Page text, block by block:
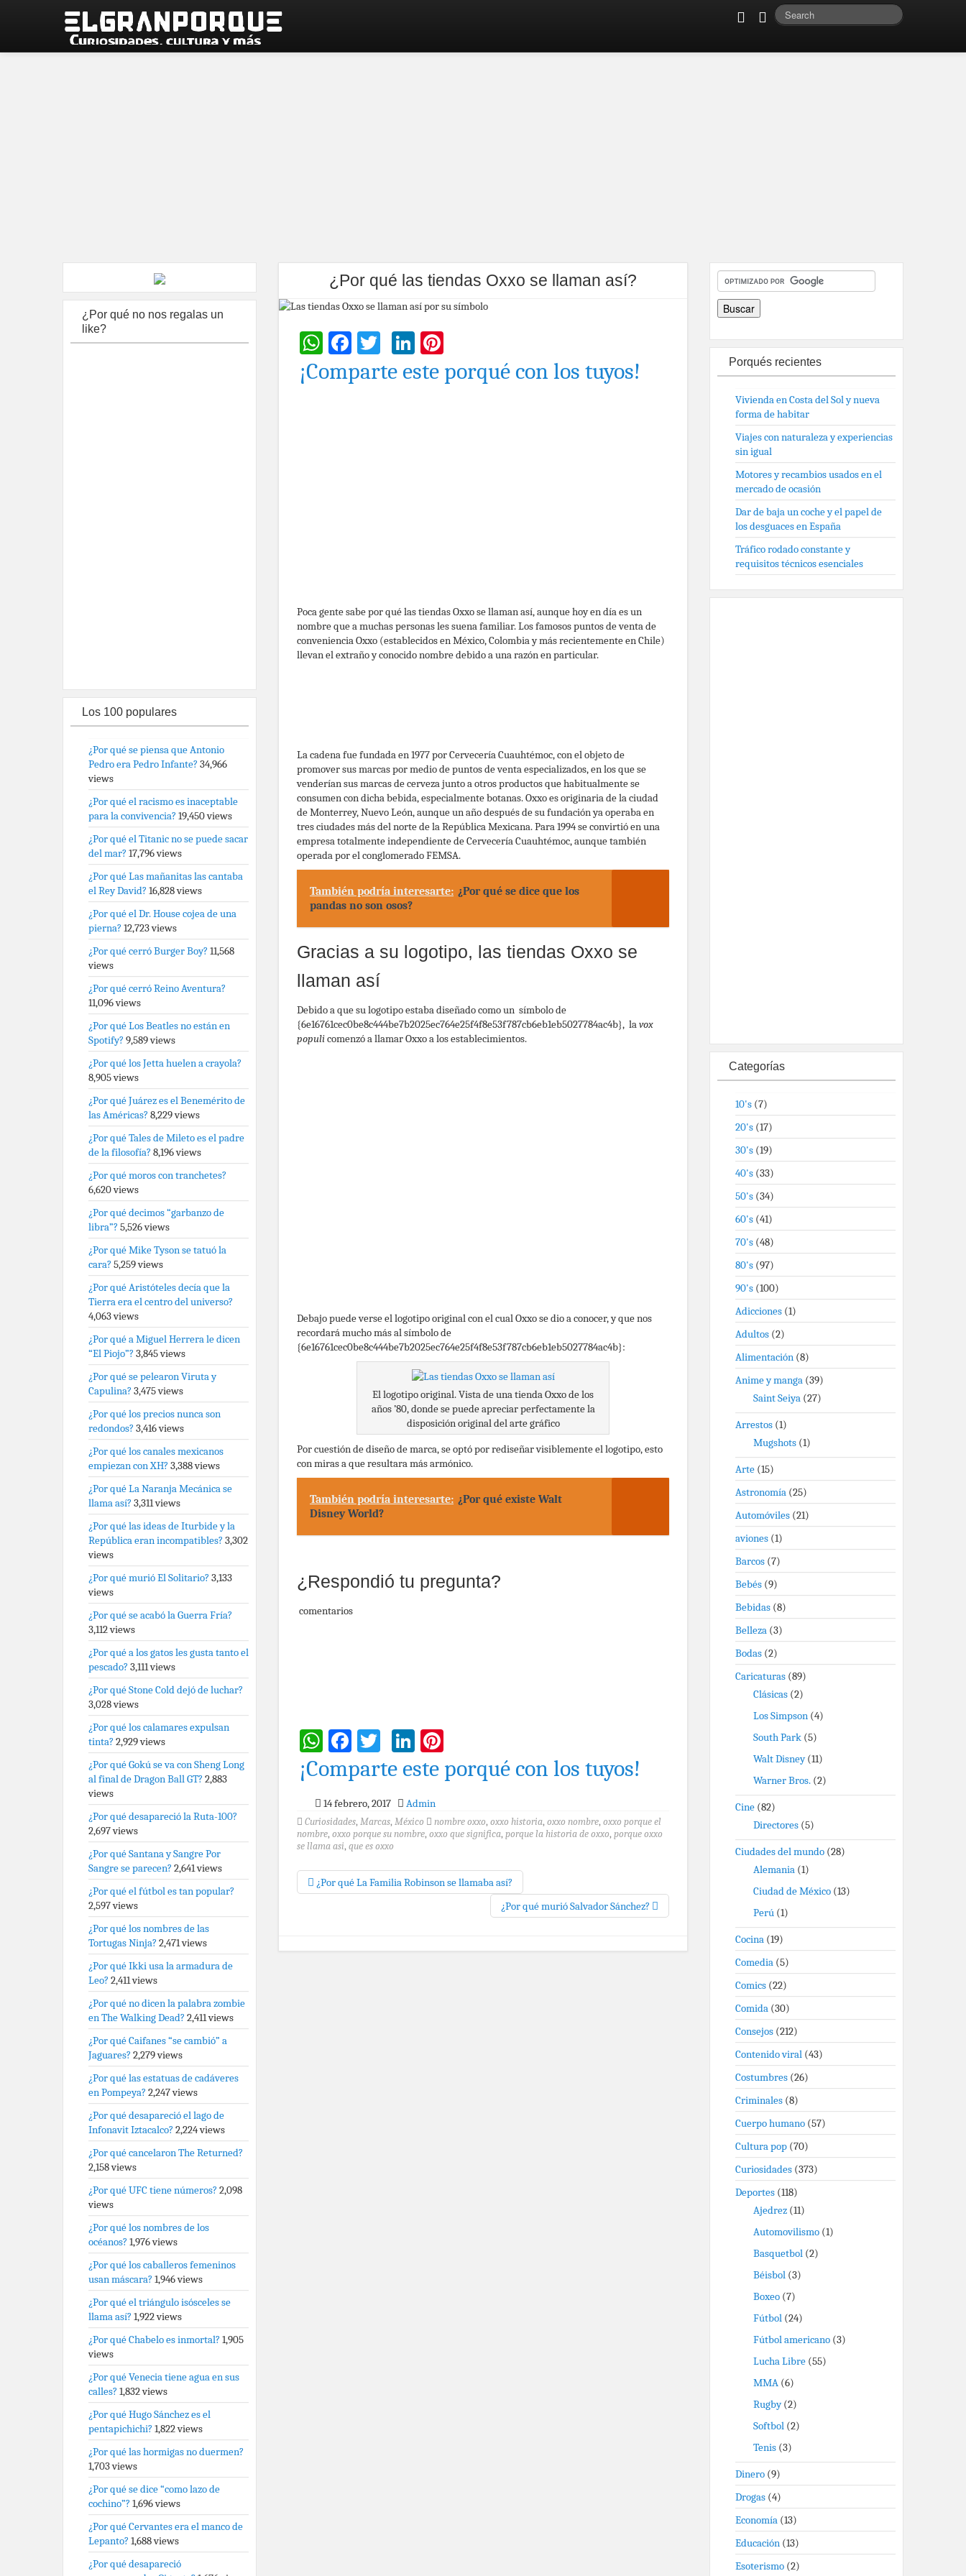
¿Por qué las tiendas Oxxo se llaman así?
WhatsApp
Facebook
TwitterLinkedIn
¡Comparte este porqué con los tuyos!
Poca gente sabe por qué las tiendas Oxxo se llaman así, aunque hoy en día es un
nombre que a muchas personas les suena familiar. Los famosos puntos de venta de
conveniencia Oxxo (establecidos en México, Colombia y más recientemente en Chile)
llevan el extraño y conocido nombre debido a una razón en particular.
La cadena fue fundada en 1977 por Cervecería Cuauhtémoc, con el objeto de
promover sus marcas por medio de puntos de venta especializados, en los que se
venderían sus marcas de cerveza junto a otros productos que habitualmente se
consumen con dicha bebida, especialmente botanas. Oxxo es originaria de la ciudad
de Monterrey, Nuevo León, aunque un año después de su fundación ya operaba en
tres ciudades más del norte de la República Mexicana. Para 1994 se convirtió en una
empresa totalmente independiente de Cervecería Cuauhtémoc, aunque también
operada por el conglomerado FEMSA.
También podría interesarte: ¿Por qué se dice que los
pandas no son osos?
Gracias a su logotipo, las tiendas Oxxo se
llaman así
Debido a que su logotipo estaba diseñado como un símbolo de
{6e16761cec0be8c444be7b2025ec764e25f4f8e53f787cb6eb1eb5027784ac4b}, la vox
populi comenzó a llamar Oxxo a los establecimientos.
Debajo puede verse el logotipo original con el cual Oxxo se dio a conocer, y que nos
recordará mucho más al símbolo de
{6e16761cec0be8c444be7b2025ec764e25f4f8e53f787cb6eb1eb5027784ac4b}:
El logotipo original. Vista de una tienda Oxxo de los
años ’80, donde se puede apreciar perfectamente la
disposición original del arte gráfico
Por cuestión de diseño de marca, se optó por rediseñar visiblemente el logotipo, esto
con miras a que resultara más armónico.
También podría interesarte: ¿Por qué existe Walt
Disney World?
¿Respondió tu pregunta?
comentarios
WhatsApp
Facebook
TwitterLinkedIn
¡Comparte este porqué con los tuyos!
14 febrero, 2017 Admin
Curiosidades, Marcas, México nombre oxxo, oxxo historia, oxxo nombre, oxxo porque el
nombre, oxxo porque su nombre, oxxo que significa, porque la historia de oxxo, porque oxxo
se llama asi, que es oxxo
¿Por qué La Familia Robinson se llamaba así?
¿Por qué murió Salvador Sánchez?
¿Por qué no nos regalas un
like?
Los 100 populares
¿Por qué se piensa que Antonio
Pedro era Pedro Infante? 34,966
views
¿Por qué el racismo es inaceptable
para la convivencia? 19,450 views
¿Por qué el Titanic no se puede sacar
del mar? 17,796 views
¿Por qué Las mañanitas las cantaba
el Rey David? 16,828 views
¿Por qué el Dr. House cojea de una
pierna? 12,723 views
¿Por qué cerró Burger Boy? 11,568
views
¿Por qué cerró Reino Aventura?
11,096 views
¿Por qué Los Beatles no están en
Spotify? 9,589 views
¿Por qué los Jetta huelen a crayola?
8,905 views
¿Por qué Juárez es el Benemérito de
las Américas? 8,229 views
¿Por qué Tales de Mileto es el padre
de la filosofía? 8,196 views
¿Por qué moros con tranchetes?
6,620 views
¿Por qué decimos “garbanzo de
libra”? 5,526 views
¿Por qué Mike Tyson se tatuó la
cara? 5,259 views
¿Por qué Aristóteles decía que la
Tierra era el centro del universo?
4,063 views
¿Por qué a Miguel Herrera le dicen
“El Piojo”? 3,845 views
¿Por qué se pelearon Viruta y
Capulina? 3,475 views
¿Por qué los precios nunca son
redondos? 3,416 views
¿Por qué los canales mexicanos
empiezan con XH? 3,388 views
¿Por qué La Naranja Mecánica se
llama así? 3,311 views
¿Por qué las ideas de Iturbide y la
República eran incompatibles? 3,302
views
¿Por qué murió El Solitario? 3,133
views
¿Por qué se acabó la Guerra Fría?
3,112 views
¿Por qué a los gatos les gusta tanto el
pescado? 3,111 views
¿Por qué Stone Cold dejó de luchar?
3,028 views
¿Por qué los calamares expulsan
tinta? 2,929 views
¿Por qué Gokú se va con Sheng Long
al final de Dragon Ball GT? 2,883
views
¿Por qué desapareció la Ruta-100?
2,697 views
¿Por qué Santana y Sangre Por
Sangre se parecen? 2,641 views
¿Por qué el fútbol es tan popular?
2,597 views
¿Por qué los nombres de las
Tortugas Ninja? 2,471 views
¿Por qué Ikki usa la armadura de
Leo? 2,411 views
¿Por qué no dicen la palabra zombie
en The Walking Dead? 2,411 views
¿Por qué Caifanes “se cambió” a
Jaguares? 2,279 views
¿Por qué las estatuas de cadáveres
en Pompeya? 2,247 views
¿Por qué desapareció el lago de
Infonavit Iztacalco? 2,224 views
¿Por qué cancelaron The Returned?
2,158 views
¿Por qué UFC tiene números? 2,098
views
¿Por qué los nombres de los
océanos? 1,976 views
¿Por qué los caballeros femeninos
usan máscara? 1,946 views
¿Por qué el triángulo isósceles se
llama así? 1,922 views
¿Por qué Chabelo es inmortal? 1,905
views
¿Por qué Venecia tiene agua en sus
calles? 1,832 views
¿Por qué Hugo Sánchez es el
pentapichichi? 1,822 views
¿Por qué las hormigas no duermen?
1,703 views
¿Por qué se dice “como lazo de
cochino”? 1,696 views
¿Por qué Cervantes era el manco de
Lepanto? 1,688 views
¿Por qué desapareció
Porqués recientes
Vivienda en Costa del Sol y nueva
forma de habitar
Viajes con naturaleza y experiencias
sin igual
Motores y recambios usados en el
mercado de ocasión
Dar de baja un coche y el papel de
los desguaces en España
Tráfico rodado constante y
requisitos técnicos esenciales
Categorías
10's (7)
20's (17)
30's (19)
40's (33)
50's (34)
60's (41)
70's (48)
80's (97)
90's (100)
Adicciones (1)
Adultos (2)
Alimentación (8)
Anime y manga (39)
Saint Seiya (27)
Arrestos (1)
Mugshots (1)
Arte (15)
Astronomía (25)
Automóviles (21)
aviones (1)
Barcos (7)
Bebés (9)
Bebidas (8)
Belleza (3)
Bodas (2)
Caricaturas (89)
Clásicas (2)
Los Simpson (4)
South Park (5)
Walt Disney(11)
Warner Bros. (2)
Cine (82)
Directores (5)
Ciudades del mundo (28)
Alemania (1)
Ciudad de México (13)
Perú (1)
Cocina (19)
Comedia (5)
Comics (22)
Comida (30)
Consejos (212)
Contenido viral (43)
Costumbres (26)
Criminales (8)
Cuerpo humano (57)
Cultura pop (70)
Curiosidades (373)
Deportes (118)
Ajedrez (11)
Automovilismo (1)
Basquetbol (2)
Béisbol (3)
Boxeo (7)
Fútbol (24)
Fútbol americano (3)
Lucha Libre (55)
MMA (6)
Rugby(2)
Softbol (2)
Tenis (3)
Dinero (9)
Drogas (4)
Economía (13)
Educación (13)
Esoterismo (2)